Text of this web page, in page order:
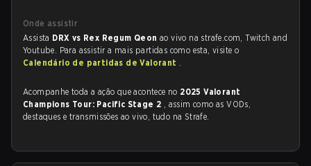
Onde assistir
Assista DRX vs Rex Regum Qeonao vivo na strafe.com, Twitch and
Youtube. Para assistir a mais partidas como esta, visite o
Calendário de partidas de Valorant .
Acompanhe toda a ação que acontece no 2025 Valorant
Champions Tour: Pacific Stage 2 , assim como as VODs,
destaques e transmissões ao vivo, tudo na Strafe.